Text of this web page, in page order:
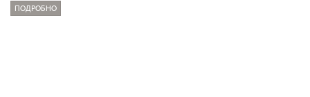
ПОДРОБНО